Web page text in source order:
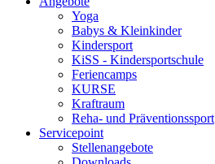
Yoga
Babys & Kleinkinder
Kindersport
KiSS - Kindersportschule
Feriencamps
KURSE
Kraftraum
Reha- und Präventionssport
Servicepoint
Stellenangebote